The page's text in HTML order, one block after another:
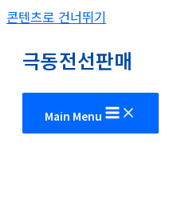
콘텐츠로 건너뛰기
극동전선판매
Main Menu